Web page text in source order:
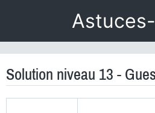
Solution niveau 13 -